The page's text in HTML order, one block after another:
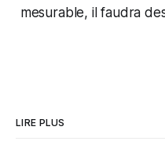
mesurable, il faudra
LIRE PLUS